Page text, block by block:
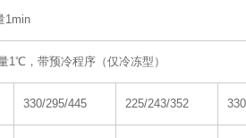
1min
1℃，带预冷程序（仅冷冻型）
330/295/445 225/243/352